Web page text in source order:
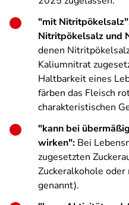
"mit
Nitritpökelsalz und
denen
Kaliumnitrat
Haltbarkeit eines
färben das Fleisch
charakteristischen
"kann bei
wirken": Bei
zugesetzten
Zuckeralkohole
genannt).